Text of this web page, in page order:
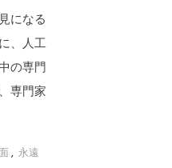
になる
、人工
の専門
専門家
, 永遠